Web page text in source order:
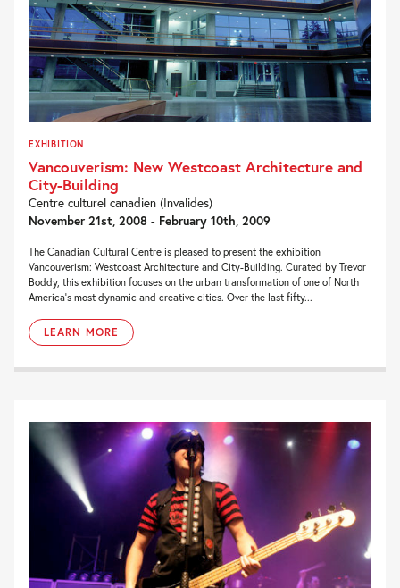
EXHIBITION
Vancouverism: New Westcoast Architecture and
City-Building
Centre culturel canadien (Invalides)
November 21st, 2008 - February 10th, 2009
The Canadian Cultural Centre is pleased to present the exhibition
Vancouverism: Westcoast Architecture and City-Building. Curated by Trevor
Boddy, this exhibition focuses on the urban transformation of one of North
America’s most dynamic and creative cities. Over the last fifty...
LEARN MORE